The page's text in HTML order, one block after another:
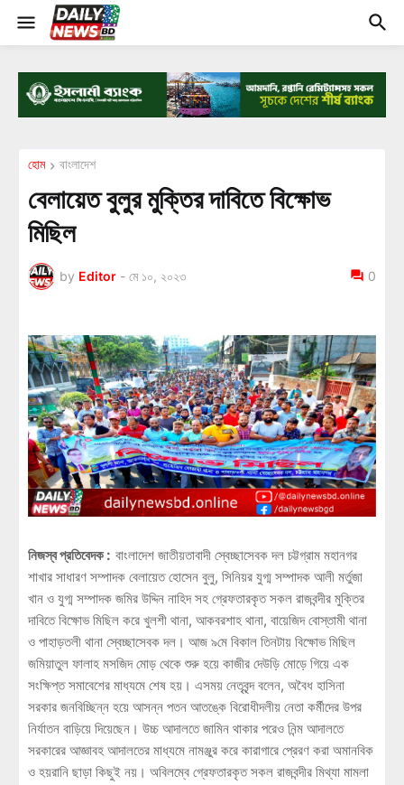
হোম বাংলাদেশ
বেলায়েত বুলুর মুক্তির দাবিতে বিক্ষোভ
মিছিল
by Editor - মে ১০, ২০২৩ 0
নিজস্ব প্রতিবেদক : বাংলাদেশ জাতীয়তাবাদী স্বেচ্ছাসেবক দল চট্টগ্রাম মহানগর
শাখার সাধারণ সম্পাদক বেলায়েত হোসেন বুলু, সিনিয়র যুগ্ম সম্পাদক আলী মর্তুজা
খান ও যুগ্ম সম্পাদক জমির উদ্দিন নাহিদ সহ গ্রেফতারকৃত সকল রাজবন্দীর মুক্তির
দাবিতে বিক্ষোভ মিছিল করে খুলশী থানা, আকবরশাহ থানা, বায়েজিদ বোস্তামী থানা
ও পাহাড়তলী থানা স্বেচ্ছাসেবক দল। আজ ৯মে বিকাল তিনটায় বিক্ষোভ মিছিল
জমিয়াতুল ফালাহ মসজিদ মোড় থেকে শুরু হয়ে কাজীর দেউড়ি মোড়ে গিয়ে এক
সংক্ষিপ্ত সমাবেশের মাধ্যমে শেষ হয়। এসময় নেতৃবৃন্দ বলেন, অবৈধ হাসিনা
সরকার জনবিচ্ছিন্ন হয়ে আসন্ন পতন আতঙ্কে বিরোধীদলীয় নেতা কর্মীদের উপর
নির্যাতন বাড়িয়ে দিয়েছেন। উচ্চ আদালতে জামিন থাকার পরেও নিন্ম আদালতে
সরকারের আজ্ঞাবহ আদালতের মাধ্যমে নামঞ্জুর করে কারাগারে প্রেরণ করা অমানবিক
ও হয়রানি ছাড়া কিছুই নয়। অবিলম্বে গ্রেফতারকৃত সকল রাজবন্দীর মিথ্যা মামলা